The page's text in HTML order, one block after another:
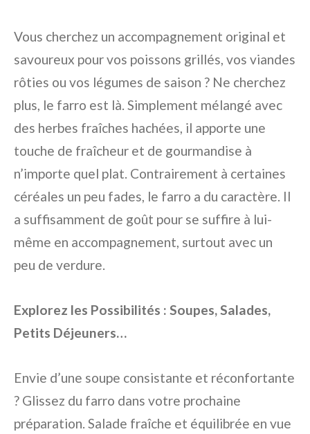
Vous cherchez un accompagnement original et
savoureux pour vos poissons grillés, vos viandes
rôties ou vos légumes de saison ? Ne cherchez
plus, le farro est là. Simplement mélangé avec
des herbes fraîches hachées, il apporte une
touche de fraîcheur et de gourmandise à
n’importe quel plat. Contrairement à certaines
céréales un peu fades, le farro a du caractère. Il
a suffisamment de goût pour se suffire à lui-
même en accompagnement, surtout avec un
peu de verdure.
Explorez les Possibilités : Soupes, Salades,
Petits Déjeuners…
Envie d’une soupe consistante et réconfortante
? Glissez du farro dans votre prochaine
préparation. Salade fraîche et équilibrée en vue